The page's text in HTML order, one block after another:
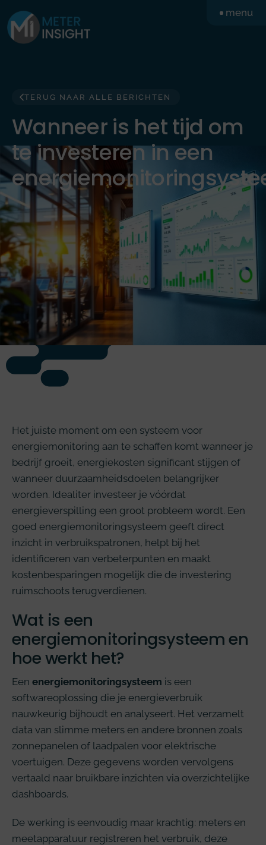
naar
de
menu
TERUG NAAR ALLE BERICHTEN
Wanneer is het tijd om
te investeren in een
Het juiste moment om een systeem voor
energiemonitoring aan te schaffen komt wanneer je
bedrijf groeit, energiekosten significant stijgen of
wanneer duurzaamheidsdoelen belangrijker
worden. Idealiter investeer je vóórdat
energieverspilling een groot probleem wordt. Een
goed energiemonitoringsysteem geeft direct
inzicht in verbruikspatronen, helpt bij het
identificeren van verbeterpunten en maakt
kostenbesparingen mogelijk die de investering
ruimschoots terugverdienen.
Wat is een
energiemonitoringsysteem en
hoe werkt het?
Een energiemonitoringsysteem is een
softwareoplossing die je energieverbruik
nauwkeurig bijhoudt en analyseert. Het verzamelt
data van slimme meters en andere bronnen zoals
zonnepanelen of laadpalen voor elektrische
voertuigen. Deze gegevens worden vervolgens
vertaald naar bruikbare inzichten via overzichtelijke
dashboards.
De werking is eenvoudig maar krachtig: meters en
meetapparatuur registreren het verbruik, deze